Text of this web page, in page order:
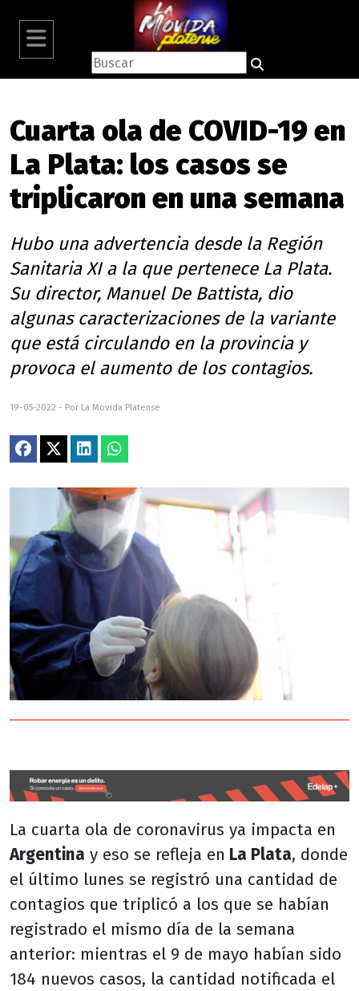
Cuarta ola de COVID-19 en
La Plata: los casos se
triplicaron en una semana
Hubo una advertencia desde la Región
Sanitaria XI a la que pertenece La Plata.
Su director, Manuel De Battista, dio
algunas caracterizaciones de la variante
que está circulando en la provincia y
provoca el aumento de los contagios.
19-05-2022 - Por La Movida Platense
La cuarta ola de coronavirus ya impacta en
Argentina y eso se refleja en La Plata, donde
el último lunes se registró una cantidad de
contagios que triplicó a los que se habían
registrado el mismo día de la semana
anterior: mientras el 9 de mayo habían sido
184 nuevos casos, la cantidad notificada el